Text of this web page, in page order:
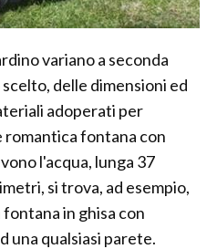
variano a seconda
delle dimensioni ed
adoperati per
romantica fontana con
l'acqua, lunga 37
si trova, ad esempio,
in ghisa con
una qualsiasi parete.